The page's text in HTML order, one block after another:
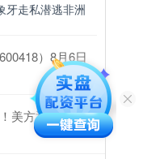
牙走私潜逃非洲
）8月6日
美方返还子弹